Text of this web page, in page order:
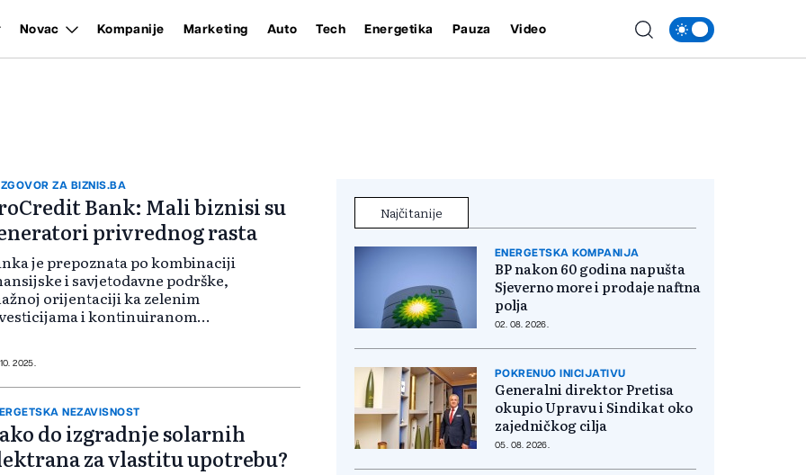
Novac Kompanije Marketing Auto Tech Energetika Pauza Video
ZA BIZNIS.BA
Bank: Mali biznisi su
privrednog rasta
je prepoznata po kombinaciji
i savjetodavne podrške,
orijentaciji ka zelenim
i kontinuiranom
prioritetima, aktuelnim
2025.
NEZAVISNOST
do izgradnje solarnih
za vlastitu upotrebu?
Najčitanije
ENERGETSKA KOMPANIJA
BP nakon 60 godina napušta
Sjeverno more i prodaje naftna
polja
02. 08. 2026.
POKRENUO INICIJATIVU
Generalni direktor Pretisa
okupio Upravu i Sindikat oko
zajedničkog cilja
05. 08. 2026.